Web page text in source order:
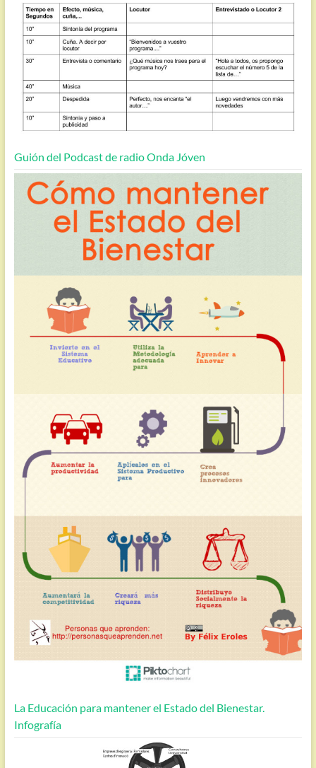
Guión del Podcast de radio Onda Jóven
La Educación para mantener el Estado del Bienestar.
Infografía